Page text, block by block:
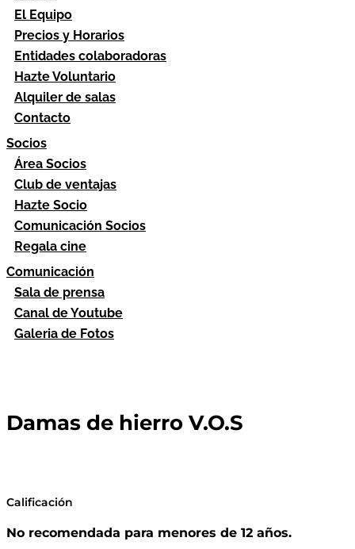
El Equipo
Precios y Horarios
Entidades colaboradoras
Hazte Voluntario
Alquiler de salas
Contacto
Socios
Área Socios
Club de ventajas
Hazte Socio
Comunicación Socios
Regala cine
Comunicación
Sala de prensa
Canal de Youtube
Galeria de Fotos
Damas de hierro V.O.S
Calificación
No recomendada para menores de 12 años.